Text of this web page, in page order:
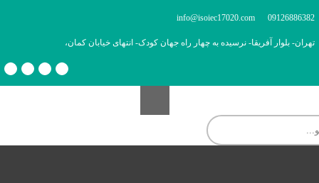
09126886382
info@isoiec17020.com
تهران- بلوار آفریقا- نرسیده به چهار راه جهان کودک- انتهای خیابان کمان،